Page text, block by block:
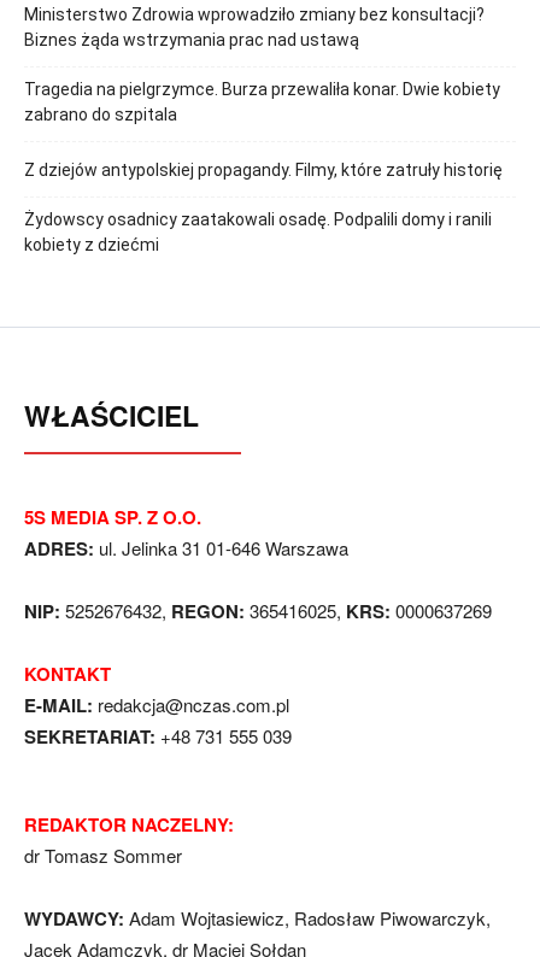
Ministerstwo Zdrowia wprowadziło zmiany bez konsultacji?
Biznes żąda wstrzymania prac nad ustawą
Tragedia na pielgrzymce. Burza przewaliła konar. Dwie kobiety
zabrano do szpitala
Z dziejów antypolskiej propagandy. Filmy, które zatruły historię
Żydowscy osadnicy zaatakowali osadę. Podpalili domy i ranili
kobiety z dziećmi
WŁAŚCICIEL
5S MEDIA SP. Z O.O.
ADRES: ul. Jelinka 31 01-646 Warszawa
NIP: 5252676432, REGON: 365416025, KRS: 0000637269
KONTAKT
E-MAIL: redakcja@nczas.com.pl
SEKRETARIAT: +48 731 555 039
REDAKTOR NACZELNY:
dr Tomasz Sommer
WYDAWCY: Adam Wojtasiewicz, Radosław Piwowarczyk,
Jacek Adamczyk, dr Maciej Sołdan